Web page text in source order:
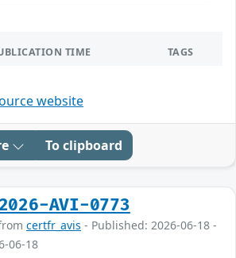
TIME TAGS
website
To clipboard
2026-AVI-0773
certfr_avis - Published: 2026-06-18 -
06-18